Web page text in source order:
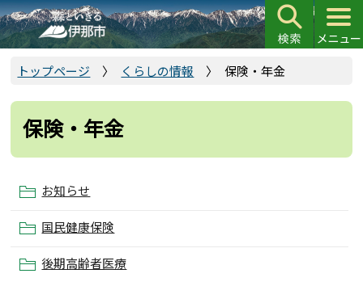
こ
の
ペ
の
頭
トップページ くらしの情報 保険・年金
保険・年金
お知らせ
国民健康保険
後期高齢者医療